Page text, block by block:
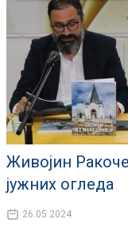
Живојин
јужних огледа
26.05.2024